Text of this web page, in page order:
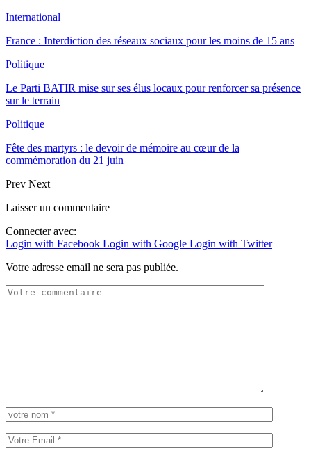
International
France : Interdiction des réseaux sociaux pour les moins de 15 ans
Politique
Le Parti BATIR mise sur ses élus locaux pour renforcer sa présence
sur le terrain
Politique
Fête des martyrs : le devoir de mémoire au cœur de la
commémoration du 21 juin
Prev Next
Laisser un commentaire
Connecter avec:
Login with Facebook Login with Google Login with Twitter
Votre adresse email ne sera pas publiée.